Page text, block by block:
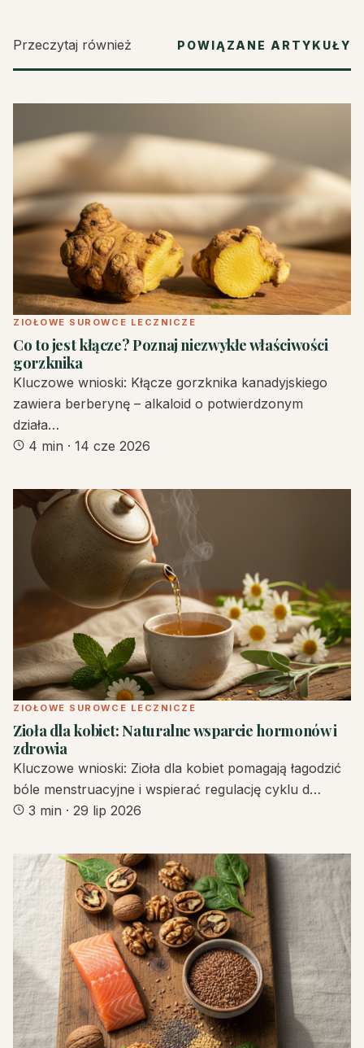
Przeczytaj również POWIĄZANE ARTYKUŁY
ZIOŁOWE SUROWCE LECZNICZE
Co to jest kłącze? Poznaj niezwykłe właściwości
gorzknika
Kluczowe wnioski: Kłącze gorzknika kanadyjskiego
zawiera berberynę – alkaloid o potwierdzonym
działa…
4 min · 14 cze 2026
ZIOŁOWE SUROWCE LECZNICZE
Zioła dla kobiet: Naturalne wsparcie hormonów i
zdrowia
Kluczowe wnioski: Zioła dla kobiet pomagają łagodzić
bóle menstruacyjne i wspierać regulację cyklu d…
3 min · 29 lip 2026